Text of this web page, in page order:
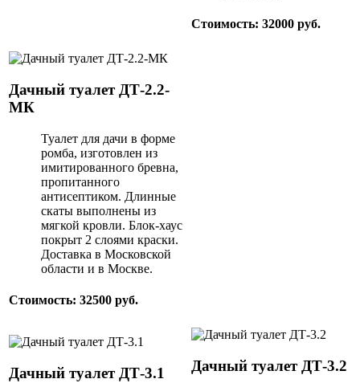
Стоимость: 32000 руб.
Дачный туалет ДТ-2.2-
МК
Туалет для дачи в форме
ромба, изготовлен из
имитированного бревна,
пропитанного
антисептиком. Длинные
скаты выполнены из
мягкой кровли. Блок-хаус
покрыт 2 слоями краски.
Доставка в Московской
области и в Москве.
Стоимость: 32500 руб.
Дачный туалет ДТ-3.1 Дачный туалет ДТ-3.2